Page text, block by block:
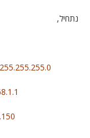
נתחיל,